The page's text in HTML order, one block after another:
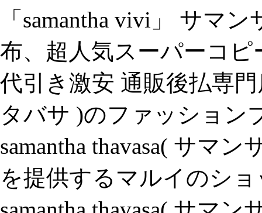
「samantha vivi」 サマ
布、超人気スーパーコ
代引き激安 通販後払専門
タバサ )のファッション
samantha thavasa( サマ
を提供するマルイのシ